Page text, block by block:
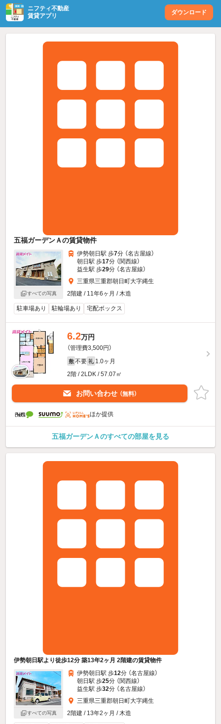
ニフティ不動産
賃貸アプリ
ダウンロード
五福ガーデンＡの賃貸物件
すべての写真
伊勢朝日駅 歩7分 （名古屋線）
朝日駅 歩17分 （関西線）
益生駅 歩29分 （名古屋線）
三重県三重郡朝日町大字縄生
2階建 / 11年6ヶ月 / 木造
駐車場あり 駐輪場あり 宅配ボックス
6.2万円
（管理費3,500円）
敷 不要 礼 1.0ヶ月
2階 / 2LDK / 57.07㎡
お問い合わせ （無料）
ほか提供
五福ガーデンＡのすべての部屋を見る
伊勢朝日駅より徒歩12分 築13年2ヶ月 2階建の賃貸物件
すべての写真
伊勢朝日駅 歩12分 （名古屋線）
朝日駅 歩25分 （関西線）
益生駅 歩32分 （名古屋線）
三重県三重郡朝日町大字縄生
2階建 / 13年2ヶ月 / 木造